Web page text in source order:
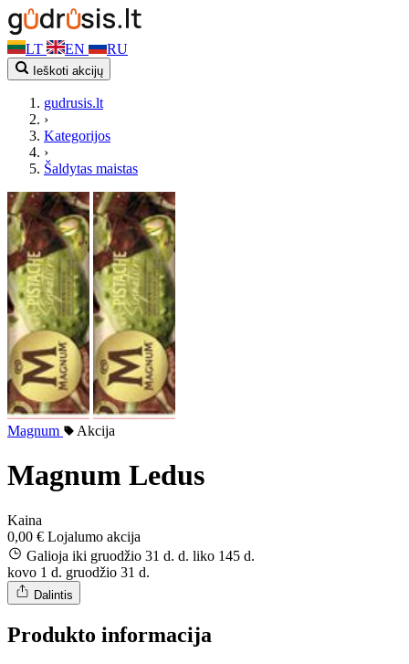
LT EN RU
Ieškoti akcijų
gudrusis.lt
›
Kategorijos
›
Šaldytas maistas
Magnum Akcija
Magnum Ledus
Kaina
0,00 € Lojalumo akcija
Galioja iki gruodžio 31 d. d. liko 145 d.
kovo 1 d. gruodžio 31 d.
Dalintis
Produkto informacija